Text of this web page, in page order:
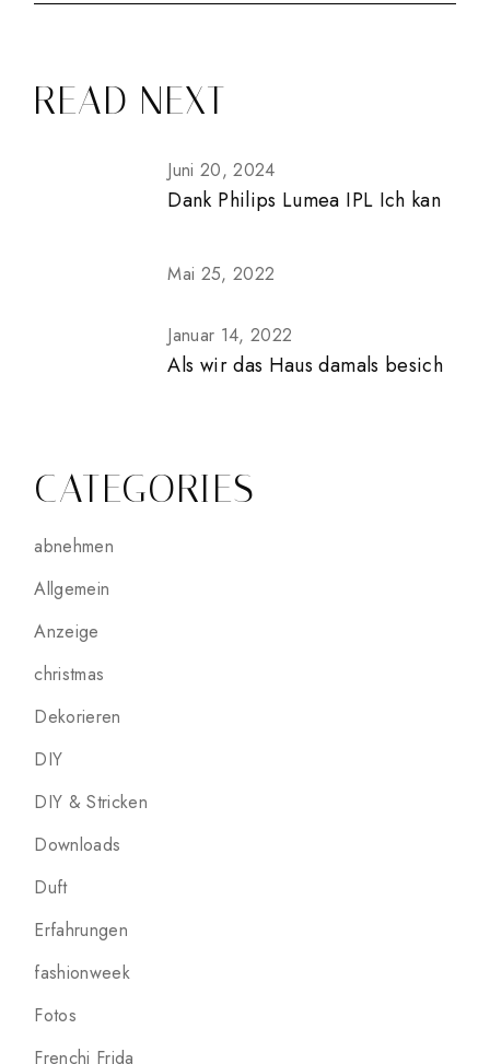
READ NEXT
Juni 20, 2024
Dank Philips Lumea IPL Ich kan
Mai 25, 2022
Januar 14, 2022
Als wir das Haus damals besich
CATEGORIES
abnehmen
Allgemein
Anzeige
christmas
Dekorieren
DIY
DIY & Stricken
Downloads
Duft
Erfahrungen
fashionweek
Fotos
Frenchi Frida